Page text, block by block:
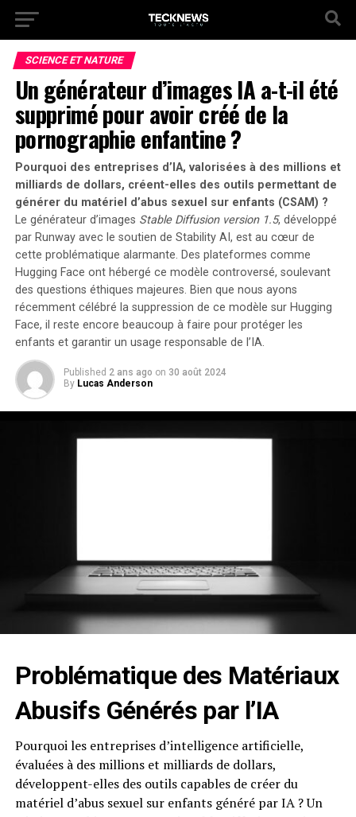
SCIENCE ET NATURE
Un générateur d’images IA a-t-il été
supprimé pour avoir créé de la
pornographie enfantine ?
Pourquoi des entreprises d’IA, valorisées à des millions et
milliards de dollars, créent-elles des outils permettant de
générer du matériel d’abus sexuel sur enfants (CSAM) ?
Le générateur d’images Stable Diffusion version 1.5, développé
par Runway avec le soutien de Stability AI, est au cœur de
cette problématique alarmante. Des plateformes comme
Hugging Face ont hébergé ce modèle controversé, soulevant
des questions éthiques majeures. Bien que nous ayons
récemment célébré la suppression de ce modèle sur Hugging
Face, il reste encore beaucoup à faire pour protéger les
enfants et garantir un usage responsable de l’IA.
Published 2 ans ago on 30 août 2024
By Lucas Anderson
Problématique des Matériaux
Abusifs Générés par l’IA
Pourquoi les entreprises d’intelligence artificielle,
évaluées à des millions et milliards de dollars,
développent-elles des outils capables de créer du
matériel d’abus sexuel sur enfants généré par IA ? Un